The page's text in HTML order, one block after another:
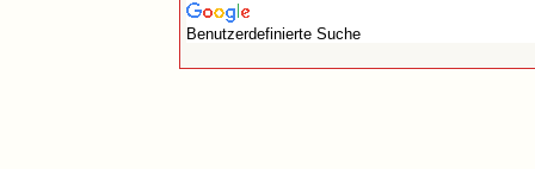
Benutzerdefinierte Suche